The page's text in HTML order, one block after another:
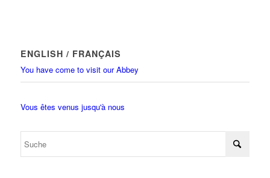
ENGLISH / FRANÇAIS
You have come to visit our Abbey
Vous êtes venus jusqu'à nous